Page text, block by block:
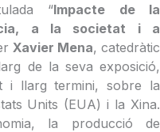
“Impacte de la
a la societat i a
Xavier Mena, catedràtic
de la seva exposició,
llarg termini, sobre la
Units (EUA) i la Xina.
la producció de